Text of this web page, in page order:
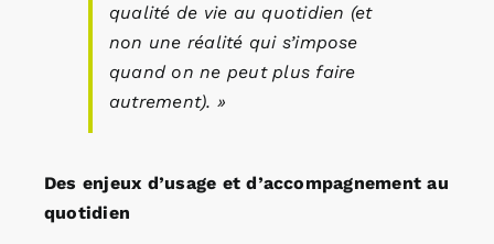
qualité de vie au quotidien (et
non une réalité qui s’impose
quand on ne peut plus faire
autrement). »
Des enjeux d’usage et d’accompagnement au
quotidien